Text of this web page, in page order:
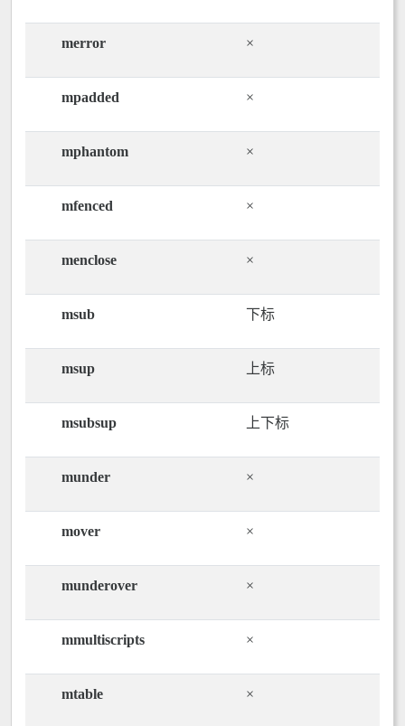
merror ×
mpadded ×
mphantom ×
mfenced ×
menclose ×
msub 下标
msup 上标
msubsup 上下标
munder ×
mover ×
munderover ×
mmultiscripts ×
mtable ×